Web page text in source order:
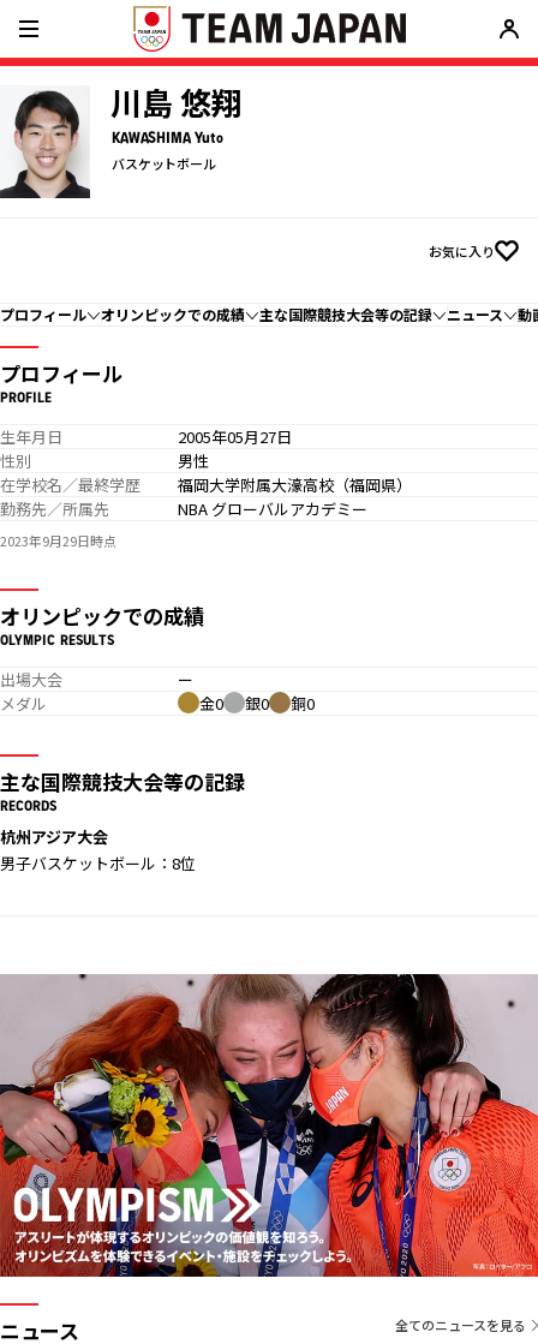
川島 悠翔
KAWASHIMA Yuto
バスケットボール
お気に入り
プロフィール オリンピックでの成績 主な国際競技大会等の記録 ニュース 動
プロフィール
PROFILE
生年月日
2005年05月27日
性別
男性
在学校名／最終学歴
福岡大学附属大濠高校（福岡県）
勤務先／所属先
NBA グローバルアカデミー
2023年9月29日時点
オリンピックでの成績
OLYMPIC RESULTS
出場大会
ー
メダル
金0 銀0 銅0
主な国際競技大会等の記録
RECORDS
杭州アジア大会
男子バスケットボール：8位
ニュース 全てのニュースを見る